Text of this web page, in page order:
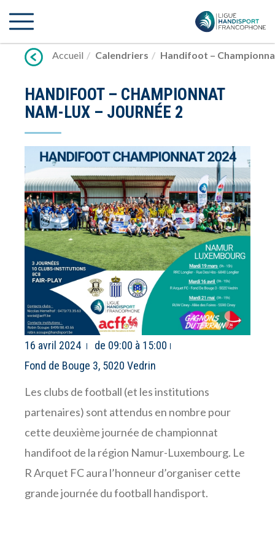
vers
Accueil
Calendriers Handifoot –
HANDIFOOT – CHAMPIONNAT
NAM-LUX – JOURNÉE 2
16 avril 2024
de 09:00 à 15:00
Fond de Bouge 3, 5020 Vedrin
Les clubs de football (et les institutions
partenaires) sont attendus en nombre pour
cette deuxième journée de championnat
handifoot de la région Namur-Luxembourg. Le
R Arquet FC aura l’honneur d’organiser cette
grande journée du football handisport.